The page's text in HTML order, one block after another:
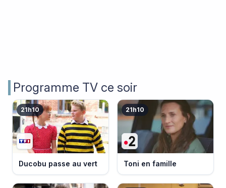
Programme TV ce soir
21h10
Ducobu passe au vert
21h10
Toni en famille